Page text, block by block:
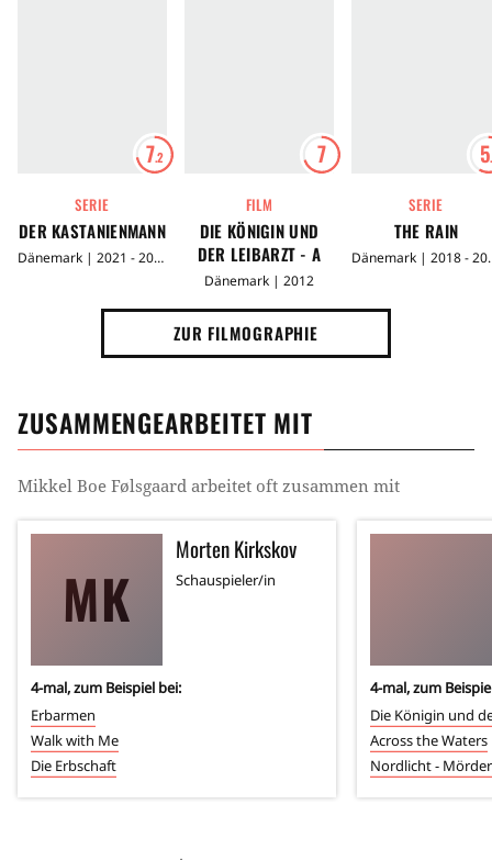
7.2
SERIE
DER KASTANIENMANN
Dänemark | 2021 - 2026
7
FILM
DIE KÖNIGIN UND
DER LEIBARZT - A
ROYAL AFFAIR
Dänemark | 2012
5
SERIE
THE RAIN
ZUR FILMOGRAPHIE
ZUSAMMENGEARBEITET MIT
Mikkel Boe Følsgaard arbeitet oft zusammen mit
MK
Morten Kirkskov
Schauspieler/in
4-mal, zum Beispiel bei:
Erbarmen
Walk with Me
Die Erbschaft
4-mal, zum
Die Königin und
Across the Waters
Nordlicht -